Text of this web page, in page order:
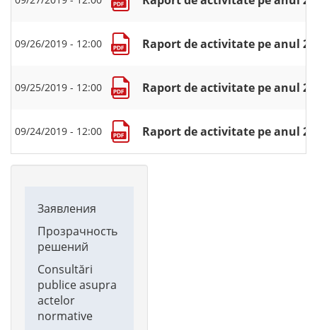
09/26/2019 - 12:00 Raport de activitate pe anul
09/25/2019 - 12:00 Raport de activitate pe anul
09/24/2019 - 12:00 Raport de activitate pe anul
navigation
Заявления
Прозрачность
решений
Consultări
publice asupra
actelor
normative